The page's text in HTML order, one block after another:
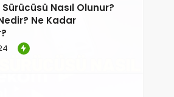
Sürücüsü Nasıl Olunur?
Nedir? Ne Kadar